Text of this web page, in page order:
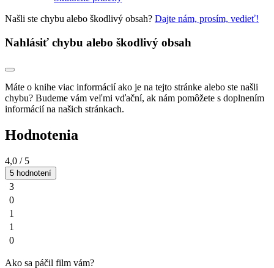
Našli ste chybu alebo škodlivý obsah? Dajte nám, prosím, vedieť!
Nahlásiť chybu alebo škodlivý obsah
Máte o knihe viac informácií ako je na tejto stránke alebo ste našli
chybu? Budeme vám veľmi vďační, ak nám pomôžete s doplnením
informácií na našich stránkach.
Hodnotenia
4,0 / 5
5 hodnotení
3
0
1
1
0
Ako sa páčil film vám?